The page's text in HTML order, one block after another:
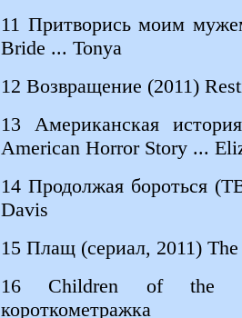
11 Притворись моим
Bride ... Tonya
12 Возвращение (2011)
13 Американская
American Horror Story ...
14 Продолжая бороться
Davis
15 Плащ (сериал, 2011)
16 Children of the
короткометражка